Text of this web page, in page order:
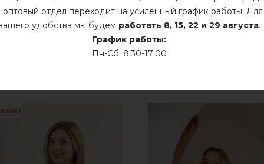
Сушить у розложенном виде
Сушить розвешенной
оптовый отдел переходит на усиленный график работы. Для
удобства мы будем работать 8, 15, 22 и 29 августа.
График работы:
Пн-Сб: 8:30-17:00